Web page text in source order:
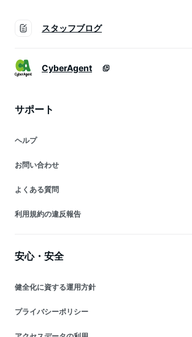
スタッフブログ
CyberAgent
サポート
ヘルプ
お問い合わせ
よくある質問
利用規約の違反報告
安心・安全
健全化に資する運用方針
プライバシーポリシー